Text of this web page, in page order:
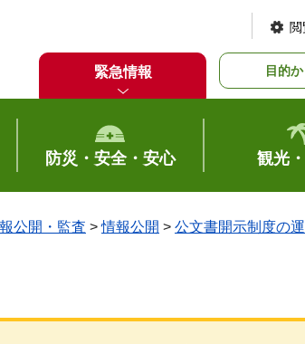
緊急情報 目的
防災・安全・安心 観光
公開・監査 >情報公開 > 公文書開示制度の